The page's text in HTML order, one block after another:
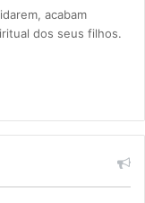
acabam
dos seus filhos.